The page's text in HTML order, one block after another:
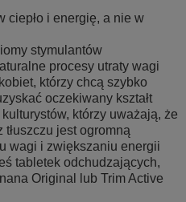
ciepło i energię, a nie w
stymulantów
procesy utraty wagi
którzy chcą szybko
oczekiwany kształt
którzy uważają, że
jest ogromną
wagi i zwiększaniu energii
tabletek odchudzających,
Original lub Trim Active